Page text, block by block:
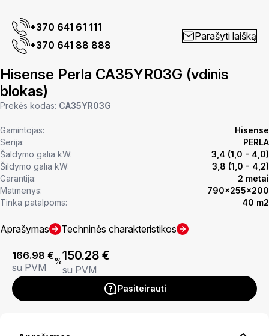
+370 641 61 111
+370 641 88 888
Parašyti laišką
Hisense Perla CA35YR03G (vdinis
blokas)
Prekės kodas: CA35YR03G
Gamintojas:
Hisense
Serija:
PERLA
Šaldymo galia kW:
3,4 (1,0 - 4,0)
Šildymo galia kW:
3,8 (1,0 - 4,2)
Garantija:
2 metai
Matmenys:
790x255x200
Tinka patalpoms:
40 m2
Aprašymas Techninės charakteristikos
166.98 €
su PVM
%150.28 €
su PVM
Pasiteirauti